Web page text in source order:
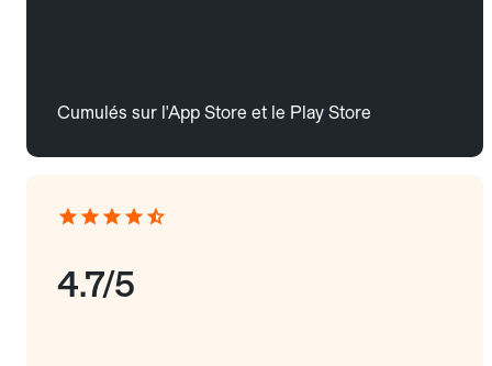
Cumulés sur l'App Store et le Play Store
4.7/5